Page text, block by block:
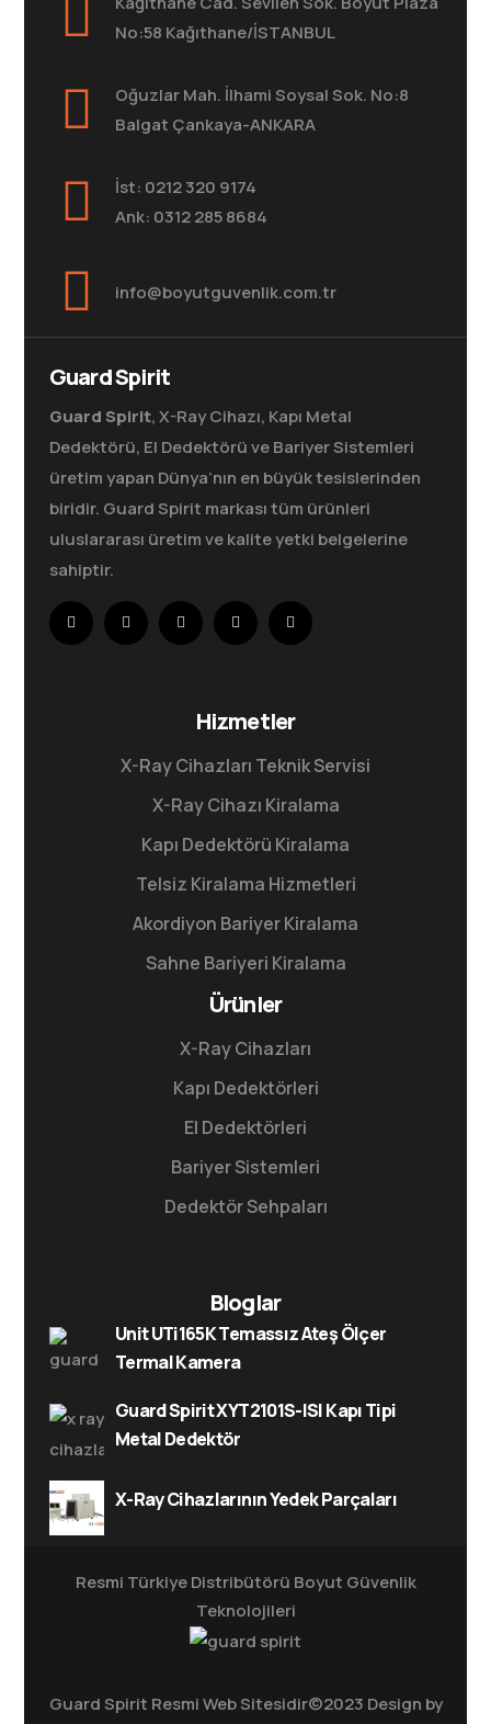
No:58 Kağıthane/İSTANBUL
Oğuzlar Mah. İlhami Soysal Sok. No:8
Balgat Çankaya-ANKARA
İst: 0212 320 9174
Ank: 0312 285 8684
info@boyutguvenlik.com.tr
Guard Spirit
Guard Spirit, X-Ray Cihazı, Kapı Metal
Dedektörü, El Dedektörü ve Bariyer Sistemleri
üretim yapan Dünya’nın en büyük tesislerinden
biridir. Guard Spirit markası tüm ürünleri
uluslararası üretim ve kalite yetki belgelerine
sahiptir.
Hizmetler
X-Ray Cihazları Teknik Servisi
X-Ray Cihazı Kiralama
Kapı Dedektörü Kiralama
Telsiz Kiralama Hizmetleri
Akordiyon Bariyer Kiralama
Sahne Bariyeri Kiralama
Ürünler
X-Ray Cihazları
Kapı Dedektörleri
El Dedektörleri
Bariyer Sistemleri
Dedektör Sehpaları
Bloglar
Unit UTi165K Temassız Ateş Ölçer
Termal Kamera
Guard Spirit XYT2101S-ISI Kapı Tipi
Metal Dedektör
X-Ray Cihazlarının Yedek Parçaları
Guard Spirit Resmi Web Sitesidir©2023 Design by
Resmi Türkiye Distribütörü Boyut Güvenlik
Teknolojileri